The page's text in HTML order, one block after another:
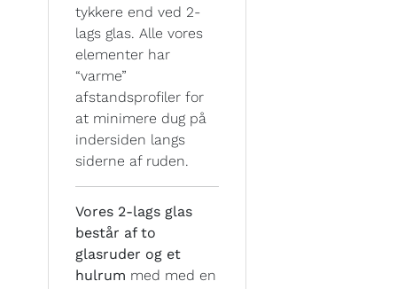
tykkere end ved 2-
lags glas. Alle vores
elementer har
“varme”
afstandsprofiler for
at minimere dug på
indersiden langs
siderne af ruden.
Vores 2-lags glas
består af to
glasruder og et
hulrum med med en